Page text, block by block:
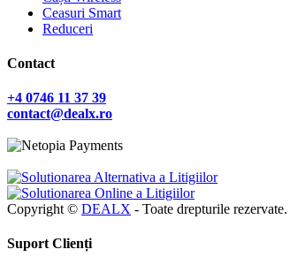
Ceasuri Smart
Reduceri
Contact
+4 0746 11 37 39
contact@dealx.ro
Copyright © DEALX - Toate drepturile rezervate.
Suport Clienți